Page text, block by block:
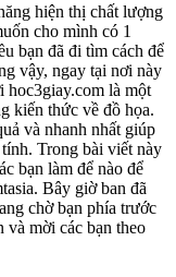
hiện thị chất lượng
cho mình có 1
bạn đã đi tìm cách để
vậy, ngay tại nơi này
hoc3giay.com là một
kiến thức về đồ họa.
và nhanh nhất giúp
Trong bài viết này
bạn làm để nào để
Bây giờ ban đã
chờ bạn phía trước
và mời các bạn theo